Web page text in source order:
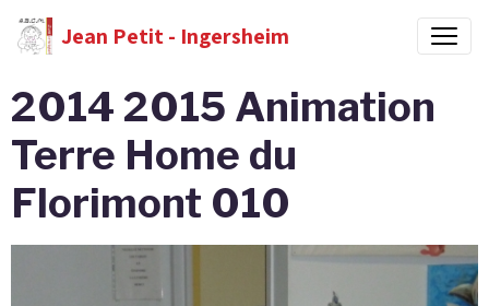
Jean Petit - Ingersheim
2014 2015 Animation
Terre Home du
Florimont 010